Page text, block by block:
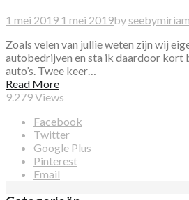
1 mei 2019 1 mei 2019by seebymiriam
Zoals velen van jullie weten zijn wij
autobedrijven en sta ik daardoor
auto’s. Twee keer…
Read More
9.279Views
Facebook
Twitter
Google Plus
Pinterest
Email